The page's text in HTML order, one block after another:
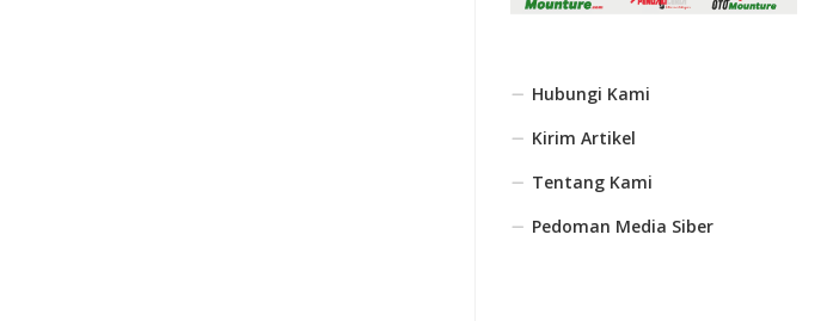
Hubungi Kami
Kirim Artikel
Tentang Kami
Pedoman Media Siber